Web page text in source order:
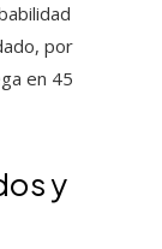
por
en 45
y